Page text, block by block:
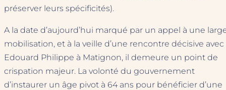
préserver leurs spécificités).
A la date d’aujourd’hui marqué par un appel à une
mobilisation, et à la veille d’une rencontre décisive avec
Edouard Philippe à Matignon, il demeure un point de
crispation majeur. La volonté du gouvernement
d’instaurer un âge pivot à 64 ans pour bénéficier d’une